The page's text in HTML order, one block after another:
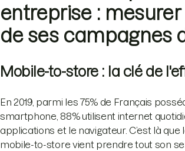
entreprise :
de ses campagnes
Mobile-to-store : la clé de
En 2019, parmi les 75% de Français
smartphone, 88% utilisent internet
applications et le navigateur. C’est là que
mobile-to-store vient prendre tout son